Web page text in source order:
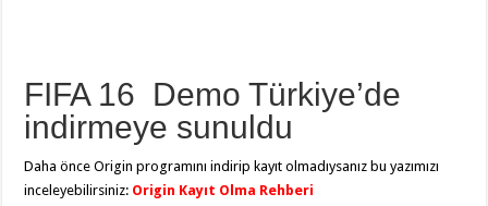
FIFA 16 Demo Türkiye’de
indirmeye sunuldu
Daha önce Origin programını indirip kayıt olmadıysanız bu yazımızı
inceleyebilirsiniz: Origin Kayıt Olma Rehberi